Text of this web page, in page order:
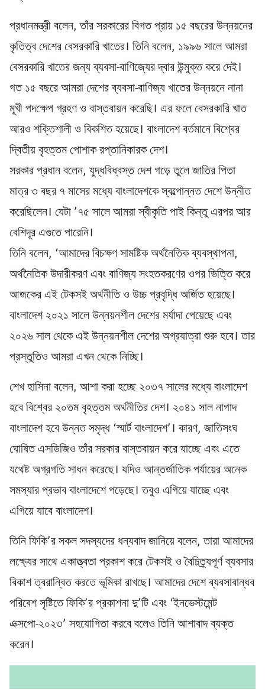
প্রধানমন্ত্রী বলেন, তাঁর সরকারের বিগত প্রায় ১৫ বছরের উন্নয়নের
কৃতিত্ব দেশের বেসরকারি খাতের। তিনি বলেন, ১৯৯৬ সালে আমরা
বেসরকারি খাতের জন্য ব্যবসা-বাণিজ্যের দ্বার উন্মুক্ত করে দেই।
গত ১৫ বছরে আমরা দেশের ব্যবসা-বাণিজ্য খাতের উন্নয়নে নানা
মূখী পদক্ষেপ গ্রহণ ও বাস্তবায়ন করেছি। এর ফলে বেসরকারি খাত
আরও শক্তিশালী ও বিকশিত হয়েছে। বাংলাদেশ বর্তমানে বিশ্বের
দ্বিতীয় বৃহত্তম পোশাক রপ্তানিকারক দেশ।
সরকার প্রধান বলেন, যুদ্ধবিধ্বস্ত দেশ গড়ে তুলে জাতির পিতা
মাত্র ৩ বছর ৭ মাসের মধ্যে বাংলাদেশকে স্বল্পোন্নত দেশে উন্নীত
করেছিলেন। যেটা ’৭৫ সালে আমরা স্বীকৃতি পাই কিন্তু এরপর আর
বেশিদূর এগুতে পারেনি।
তিনি বলেন, ‘আমাদের বিচক্ষণ সামষ্টিক অর্থনৈতিক ব্যবস্থাপনা,
অর্থনৈতিক উদারীকরণ এবং বাণিজ্য সংহতকরণের ওপর ভিত্তি করে
আজকের এই টেকসই অর্থনীতি ও উচ্চ প্রবৃদ্ধি অর্জিত হয়েছে।
বাংলাদেশ ২০২১ সালে উন্নয়নশীল দেশের মর্যাদা পেয়েছে এবং
২০২৬ সাল থেকে এই উন্নয়নশীল দেশের অগ্রযাত্রা শুরু হবে। তার
প্রস্তুতিও আমরা এখন থেকে নিচ্ছি।
শেখ হাসিনা বলেন, আশা করা হচ্ছে ২০৩৭ সালের মধ্যে বাংলাদেশ
হবে বিশ্বের ২০তম বৃহত্তম অর্থনীতির দেশ। ২০৪১ সাল নাগাদ
বাংলাদেশ হবে উন্নত সমৃদ্ধ ‘স্মার্ট বাংলাদেশ’। কারণ, জাতিসংঘ
ঘোষিত এসডিজিও তাঁর সরকার বাস্তবায়ন করে যাচ্ছে এবং এতে
যথেষ্ট অগ্রগতি সাধন করেছে। যদিও আন্তর্জাতিক পর্যায়ের অনেক
সমস্যার প্রভাব বাংলাদেশে পড়েছে। তবুও এগিয়ে যাচ্ছে এবং
এগিয়ে যাবে বাংলাদেশ।
তিনি ফিকি’র সকল সদস্যদের ধন্যবাদ জানিয়ে বলেন, তারা আমাদের
লক্ষ্যের সাথে একাত্ত্বতা প্রকাশ করে টেকসই ও বৈচিত্র্যপূর্ণ ব্যবসার
বিকাশ ত্বরান্বিত করতে ভূমিকা রাখছে। আমাদের দেশে ব্যবসাবান্ধব
পরিবেশ সৃষ্টিতে ফিকি’র প্রকাশনা দু’টি এবং ‘ইনভেস্টমেন্ট
এক্সপো-২০২৩’ সহযোগিতা করবে বলেও তিনি আশাবাদ ব্যক্ত
করেন।